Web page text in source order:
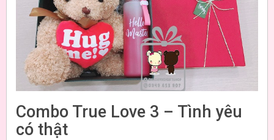
Combo True Love 3 – Tình yêu
có thật